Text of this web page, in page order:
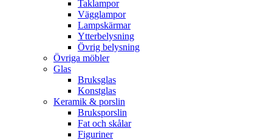
Taklampor
Vägglampor
Lampskärmar
Ytterbelysning
Övrig belysning
Övriga möbler
Glas
Bruksglas
Konstglas
Keramik & porslin
Bruksporslin
Fat och skålar
Figuriner